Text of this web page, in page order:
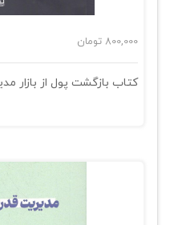
800,000 تومان
کتاب بازگشت پول از بازار